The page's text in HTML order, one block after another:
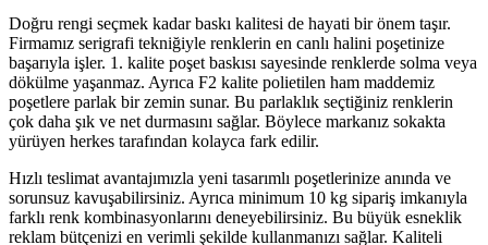
Doğru rengi seçmek kadar baskı kalitesi de hayati bir önem taşır.
Firmamız serigrafi tekniğiyle renklerin en canlı halini poşetinize
başarıyla işler. 1. kalite poşet baskısı sayesinde renklerde solma veya
dökülme yaşanmaz. Ayrıca F2 kalite polietilen ham maddemiz
poşetlere parlak bir zemin sunar. Bu parlaklık seçtiğiniz renklerin
çok daha şık ve net durmasını sağlar. Böylece markanız sokakta
yürüyen herkes tarafından kolayca fark edilir.
Hızlı teslimat avantajımızla yeni tasarımlı poşetlerinize anında ve
sorunsuz kavuşabilirsiniz. Ayrıca minimum 10 kg sipariş imkanıyla
farklı renk kombinasyonlarını deneyebilirsiniz. Bu büyük esneklik
reklam bütçenizi en verimli şekilde kullanmanızı sağlar. Kaliteli